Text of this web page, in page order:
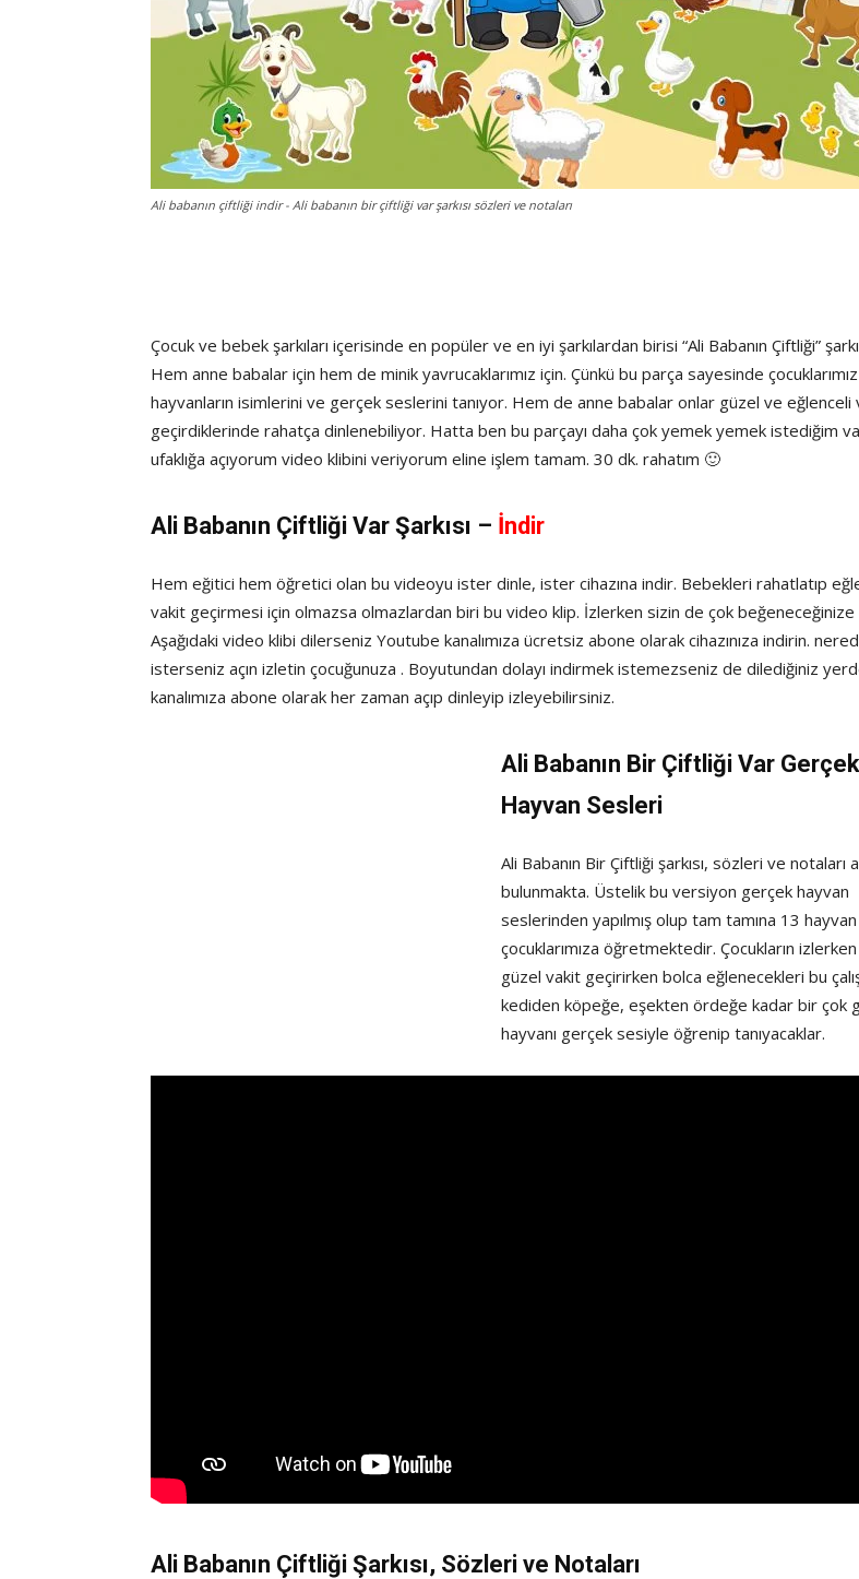
Ali babanın çiftliği indir - Ali babanın bir çiftliği var şarkısı sözleri ve notaları
Çocuk ve bebek şarkıları içerisinde en popüler ve en iyi şarkılardan birisi “Ali Babanın Çiftliği”
Hem anne babalar için hem de minik yavrucaklarımız için. Çünkü bu parça sayesinde
hayvanların isimlerini ve gerçek seslerini tanıyor. Hem de anne babalar onlar güzel ve eğlenceli
geçirdiklerinde rahatça dinlenebiliyor. Hatta ben bu parçayı daha çok yemek yemek istediğim
ufaklığa açıyorum video klibini veriyorum eline işlem tamam. 30 dk. rahatım 🙂
Ali Babanın Çiftliği Var Şarkısı – İndir
Hem eğitici hem öğretici olan bu videoyu ister dinle, ister cihazına indir. Bebekleri rahatlatıp
vakit geçirmesi için olmazsa olmazlardan biri bu video klip. İzlerken sizin de çok beğeneceğinize
Aşağıdaki video klibi dilerseniz Youtube kanalımıza ücretsiz abone olarak cihazınıza indirin.
isterseniz açın izletin çocuğunuza . Boyutundan dolayı indirmek istemezseniz de dilediğiniz
kanalımıza abone olarak her zaman açıp dinleyip izleyebilirsiniz.
Ali Babanın Bir Çiftliği Var Gerçek
Hayvan Sesleri
Ali Babanın Bir Çiftliği şarkısı, sözleri ve notaları
bulunmakta. Üstelik bu versiyon gerçek hayvan
seslerinden yapılmış olup tam tamına 13
çocuklarımıza öğretmektedir. Çocukların
güzel vakit geçirirken bolca eğlenecekleri bu
kediden köpeğe, eşekten ördeğe kadar bir çok
hayvanı gerçek sesiyle öğrenip tanıyacaklar.
Ali Babanın Çiftliği Şarkısı, Sözleri ve Notaları